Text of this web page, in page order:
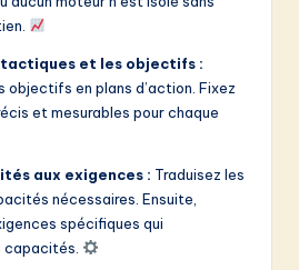
tactiques et les objectifs :
objectifs en plans d’action. Fixez
et mesurables pour chaque
aux exigences : Traduisez les
nécessaires. Ensuite,
spécifiques qui